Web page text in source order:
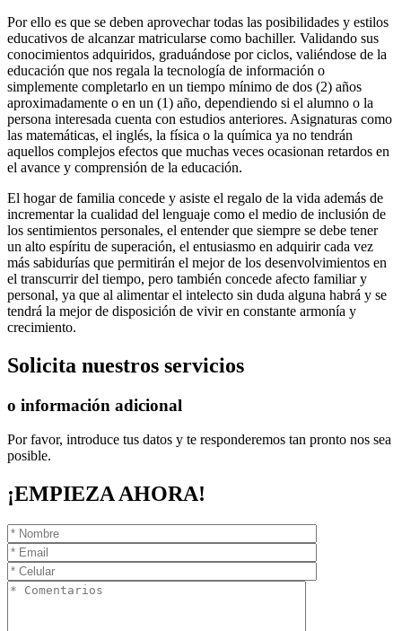
Por ello es que se deben aprovechar todas las posibilidades y estilos
educativos de alcanzar matricularse como bachiller. Validando sus
conocimientos adquiridos, graduándose por ciclos, valiéndose de la
educación que nos regala la tecnología de información o
simplemente completarlo en un tiempo mínimo de dos (2) años
aproximadamente o en un (1) año, dependiendo si el alumno o la
persona interesada cuenta con estudios anteriores. Asignaturas como
las matemáticas, el inglés, la física o la química ya no tendrán
aquellos complejos efectos que muchas veces ocasionan retardos en
el avance y comprensión de la educación.
El hogar de familia concede y asiste el regalo de la vida además de
incrementar la cualidad del lenguaje como el medio de inclusión de
los sentimientos personales, el entender que siempre se debe tener
un alto espíritu de superación, el entusiasmo en adquirir cada vez
más sabidurías que permitirán el mejor de los desenvolvimientos en
el transcurrir del tiempo, pero también concede afecto familiar y
personal, ya que al alimentar el intelecto sin duda alguna habrá y se
tendrá la mejor de disposición de vivir en constante armonía y
crecimiento.
Solicita nuestros servicios
o información adicional
Por favor, introduce tus datos y te responderemos tan pronto nos sea
posible.
¡EMPIEZA AHORA!